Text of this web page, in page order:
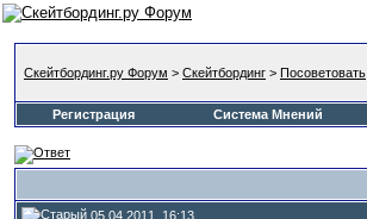
Скейтбординг.ру Форум > Скейтбординг > Посоветовать
Регистрация Система Мнений
05.04.2011, 16:13